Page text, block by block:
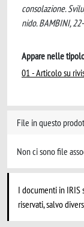
consolazione.
nido. BAMBINI,
Appare nelle
01 - Articolo su
File in questo
Non ci sono file
I documenti in
riservati, salvo